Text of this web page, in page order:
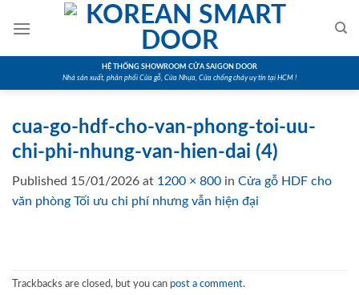
HỆ THỐNG SHOWROOM CỬA SAIGON DOOR
Nhà sản xuất, phân phối Cửa gỗ, Cửa Nhựa, Cửa chống cháy uy tín tại HCM !
cua-go-hdf-cho-van-phong-toi-uu-
chi-phi-nhung-van-hien-dai (4)
Published 15/01/2026 at 1200 × 800 in Cửa gỗ HDF cho
văn phòng Tối ưu chi phí nhưng vẫn hiện đại
Trackbacks are closed, but you can post a comment.